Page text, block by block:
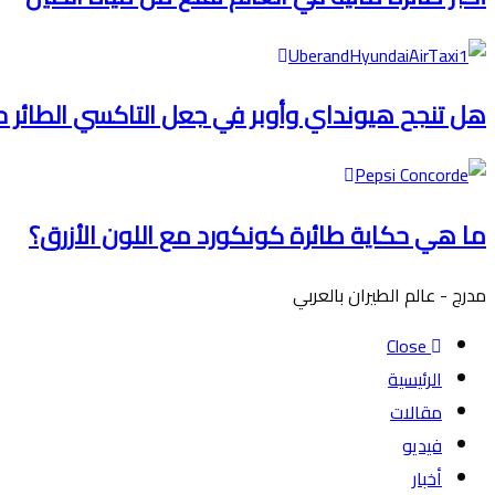
هل تنجح هيونداي وأوبر في جعل التاكسي
ما هي حكاية طائرة كونكورد مع اللون الأزرق؟
مدرج - عالم الطيران بالعربي
Close
الرئيسية
مقالات
فيديو
أخبار